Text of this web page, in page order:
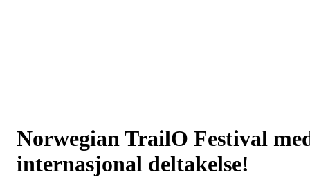
Norwegian TrailO Festival
internasjonal deltakelse!